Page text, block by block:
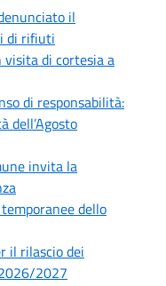
il
di rifiuti
visita di cortesia a
di responsabilità:
dell’Agosto
invita la
dello
il rilascio dei
2027